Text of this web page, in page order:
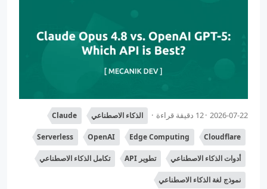
2026-07-22 12 دقيقة قراءة الذكاء الاصطناعي Claude
Cloudflare
Edge Computing
OpenAI
Serverless
أدوات الذكاء الاصطناعي تطوير API تكامل الذكاء الاصطناعي
نموذج لغة الذكاء الاصطناعي